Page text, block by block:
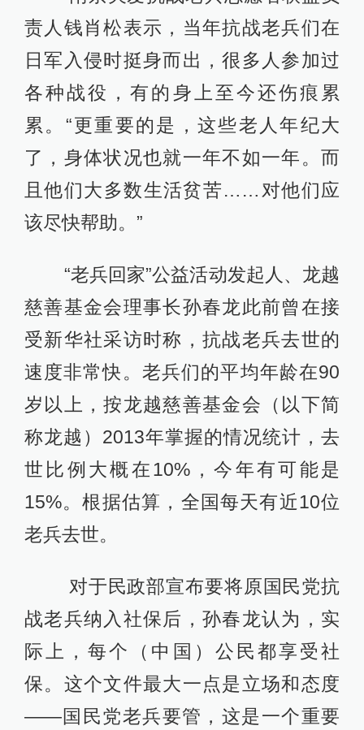
责人钱肖松表示，当年抗战老兵们在
日军入侵时挺身而出，很多人参加过
各种战役，有的身上至今还伤痕累
累。“更重要的是，这些老人年纪大
了，身体状况也就一年不如一年。而
且他们大多数生活贫苦……对他们应
该尽快帮助。”
“老兵回家”公益活动发起人、龙越
慈善基金会理事长孙春龙此前曾在接
受新华社采访时称，抗战老兵去世的
速度非常快。老兵们的平均年龄在90
岁以上，按龙越慈善基金会（以下简
称龙越）2013年掌握的情况统计，去
世比例大概在10%，今年有可能是
15%。根据估算，全国每天有近10位
老兵去世。
对于民政部宣布要将原国民党抗
战老兵纳入社保后，孙春龙认为，实
际上，每个（中国）公民都享受社
保。这个文件最大一点是立场和态度
——国民党老兵要管，这是一个重要